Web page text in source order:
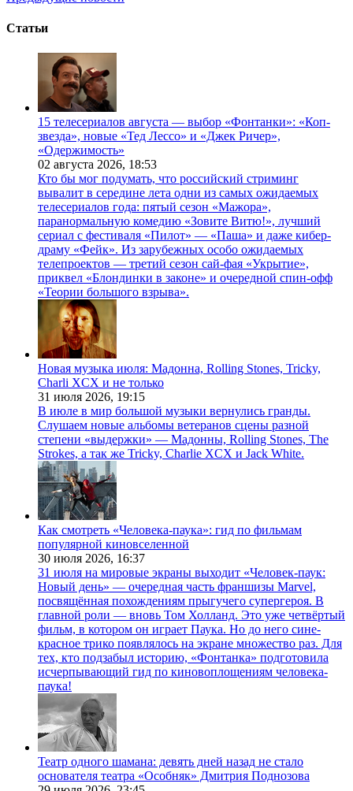
Статьи
15 телесериалов августа — выбор «Фонтанки»: «Коп-
звезда», новые «Тед Лессо» и «Джек Ричер»,
«Одержимость»
02 августа 2026, 18:53
Кто бы мог подумать, что российский стриминг
вывалит в середине лета одни из самых ожидаемых
телесериалов года: пятый сезон «Мажора»,
паранормальную комедию «Зовите Витю!», лучший
сериал с фестиваля «Пилот» — «Паша» и даже кибер-
драму «Фейк». Из зарубежных особо ожидаемых
телепроектов — третий сезон сай-фая «Укрытие»,
приквел «Блондинки в законе» и очередной спин-офф
«Теории большого взрыва».
Новая музыка июля: Мадонна, Rolling Stones, Tricky,
Charli XCX и не только
31 июля 2026, 19:15
В июле в мир большой музыки вернулись гранды.
Слушаем новые альбомы ветеранов сцены разной
степени «выдержки» — Мадонны, Rolling Stones, The
Strokes, а так же Tricky, Charlie XCX и Jack White.
Как смотреть «Человека-паука»: гид по фильмам
популярной киновселенной
30 июля 2026, 16:37
31 июля на мировые экраны выходит «Человек-паук:
Новый день» — очередная часть франшизы Marvel,
посвящённая похождениям прыгучего супергероя. В
главной роли — вновь Том Холланд. Это уже четвёртый
фильм, в котором он играет Паука. Но до него сине-
красное трико появлялось на экране множество раз. Для
тех, кто подзабыл историю, «Фонтанка» подготовила
исчерпывающий гид по киновоплощениям человека-
паука!
Театр одного шамана: девять дней назад не стало
основателя театра «Особняк» Дмитрия Поднозова